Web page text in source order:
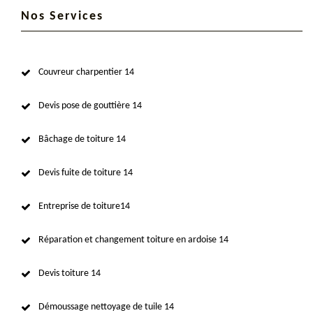
Nos Services
Couvreur charpentier 14
Devis pose de gouttière 14
Bâchage de toiture 14
Devis fuite de toiture 14
Entreprise de toiture14
Réparation et changement toiture en ardoise 14
Devis toiture 14
Démoussage nettoyage de tuile 14